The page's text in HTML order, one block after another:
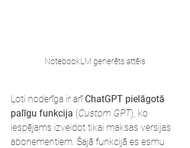
NotebookLM ģenerēts attēls
Ļoti noderīga ir arī ChatGPT pielāgotā
palīgu funkcija (Custom GPT), ko
iespējams izveidot tikai maksas versijas
abonementiem. Šajā funkcijā es esmu